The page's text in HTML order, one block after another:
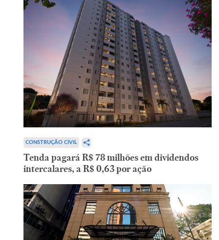
CONSTRUÇÃO CIVIL
Tenda pagará R$ 78 milhões em dividendos
intercalares, a R$ 0,63 por ação